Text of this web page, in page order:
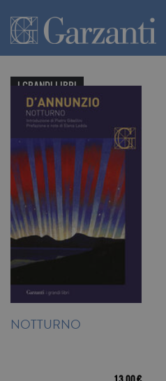
I GRANDI LIBRI
NOTTURNO